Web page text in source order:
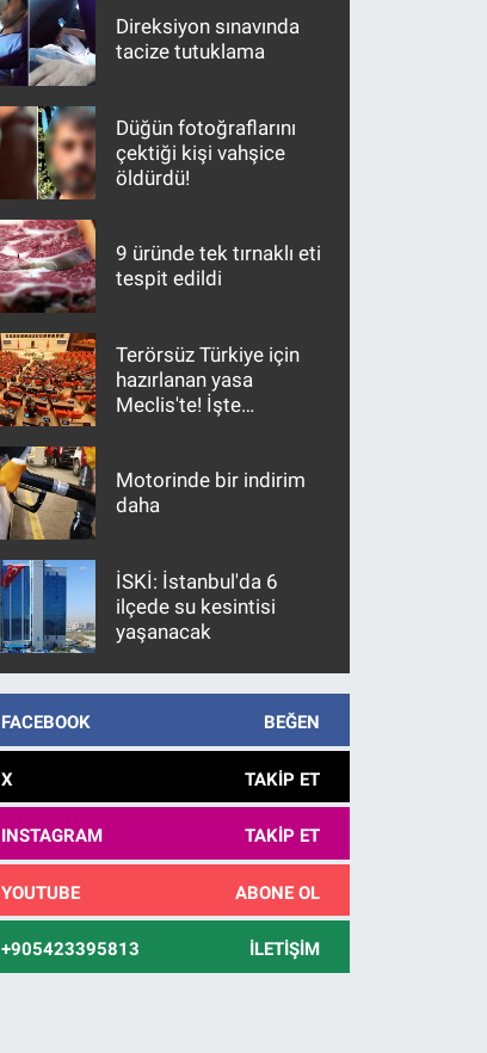
Direksiyon sınavında
tacize tutuklama
Düğün fotoğraflarını
çektiği kişi vahşice
öldürdü!
9 üründe tek tırnaklı eti
tespit edildi
Terörsüz Türkiye için
hazırlanan yasa
Meclis'te! İşte
Motorinde bir indirim
daha
İSKİ: İstanbul'da 6
ilçede su kesintisi
yaşanacak
FACEBOOK BEĞEN
X TAKIP ET
INSTAGRAM TAKIP ET
YOUTUBE ABONE OL
+905423395813 İLETIŞIM